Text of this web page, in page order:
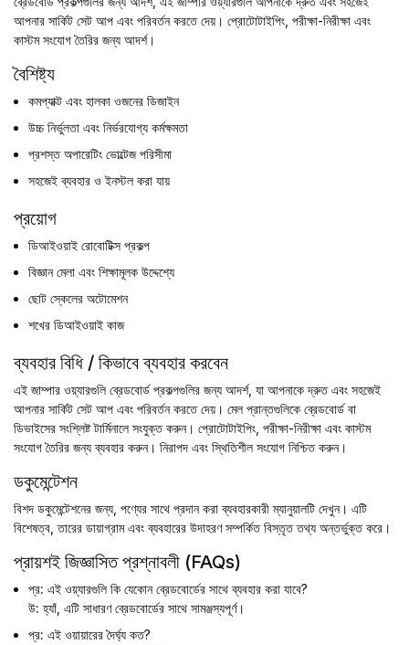
আপনার সার্কিট সেট আপ এবং পরিবর্তন করতে দেয়। প্রোটোটাইপিং, পরীক্ষা-নিরীক্ষা এবং
কাস্টম সংযোগ তৈরির জন্য আদর্শ।
বৈশিষ্ট্য
কমপ্যাক্ট এবং হালকা ওজনের ডিজাইন
উচ্চ নির্ভুলতা এবং নির্ভরযোগ্য কর্মক্ষমতা
প্রশস্ত অপারেটিং ভোল্টেজ পরিসীমা
সহজেই ব্যবহার ও ইনস্টল করা যায়
প্রয়োগ
ডিআইওয়াই রোবোটিক্স প্রকল্প
বিজ্ঞান মেলা এবং শিক্ষামূলক উদ্দেশ্যে
ছোট স্কেলের অটোমেশন
শখের ডিআইওয়াই কাজ
ব্যবহার বিধি / কিভাবে ব্যবহার করবেন
এই জাম্পার ওয়্যারগুলি ব্রেডবোর্ড প্রকল্পগুলির জন্য আদর্শ, যা আপনাকে দ্রুত এবং সহজেই
আপনার সার্কিট সেট আপ এবং পরিবর্তন করতে দেয়। মেল প্রান্তগুলিকে ব্রেডবোর্ড বা
ডিভাইসের সংশ্লিষ্ট টার্মিনালে সংযুক্ত করুন। প্রোটোটাইপিং, পরীক্ষা-নিরীক্ষা এবং কাস্টম
সংযোগ তৈরির জন্য ব্যবহার করুন। নিরাপদ এবং স্থিতিশীল সংযোগ নিশ্চিত করুন।
ডকুমেন্টেশন
বিশদ ডকুমেন্টেশনের জন্য, পণ্যের সাথে প্রদান করা ব্যবহারকারী ম্যানুয়ালটি দেখুন। এটি
বিশেষত্ব, তারের ডায়াগ্রাম এবং ব্যবহারের উদাহরণ সম্পর্কিত বিস্তৃত তথ্য অন্তর্ভুক্ত করে।
প্রায়শই জিজ্ঞাসিত প্রশ্নাবলী (FAQs)
প্র: এই ওয়্যারগুলি কি যেকোন ব্রেডবোর্ডের সাথে ব্যবহার করা যাবে?
উ: হ্যাঁ, এটি সাধারণ ব্রেডবোর্ডের সাথে সামঞ্জস্যপূর্ণ।
প্র: এই ওয়ায়ারের দৈর্ঘ্য কত?